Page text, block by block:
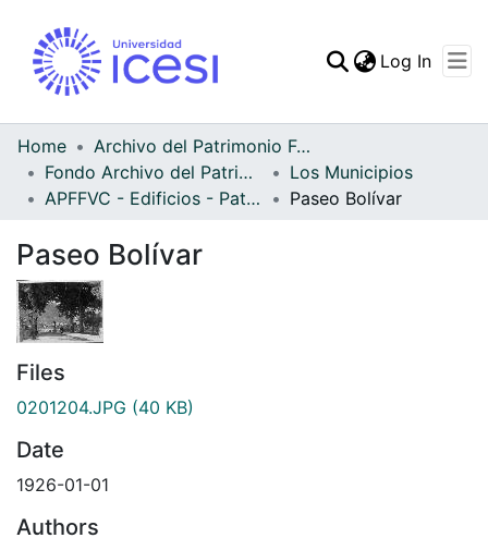
Statistics
Log In
Home
Archivo del Patrimonio Fotográfico y Fílmico del Valle del Cauca
Fondo Archivo del Patrimonio Fotográfico y Fílmico del Valle del Cauca
Los Municipios
APFFVC - Edificios - Patrimonial
Paseo Bolívar
Paseo Bolívar
Files
0201204.JPG (40 KB)
Date
1926-01-01
Authors